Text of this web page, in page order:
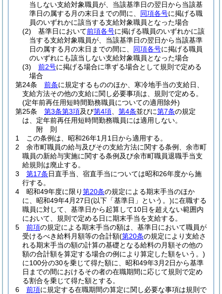
当しない支給対象職員が、当該基準日の翌日から当該基
準日の属する月の末日までの間に、 同項各号に掲げる職
員のいずれかに該当する支給対象職員となった場合
(2)
基準日において前項各号に掲げる職員のいずれかに該
当する支給対象職員が、当該基準日の翌日から当該基準
日の属する月の末日までの間に、 同項各号に掲げる職員
のいずれにも該当しない支給対象職員となった場合
(3)
前2号に掲げる場合に準ずる場合として規則で定める
場合
第24条
前条に規定するもののほか、寒冷地手当の支給日、
支給方法その他の支給に関し必要事項は、規則で定める。
(定年前再任用短時間勤務職員についての適用除外)
第25条
第3条第3項及び第4項 第4条並びに第7条の規定
は、定年前再任用短時間勤務職員には適用しない。
附 則
1
この条例は、昭和26年1月1日から適用する。
2
余市町職員の給与及びその支給方法に関する条例、余市町
職員の新給与実施に関する条例及び余市町職員退職手当支
給規則は廃止する。
3
第17条日直手当、宿直手当については昭和26年度から施
行する。
4
昭和49年度に限り第20条の規定による期末手当のほか
に、昭和49年4月27日(以下「基準日」という。)に在職する
職員に対して、基準日から起算して10日を超えない範囲内
において、規則で定める日に期末手当を支給する。
5
前項の規定による期末手当の額は、基準日において職員が
受けるべき給料月額等の合計額(第20条の規定により支給さ
れる期末手当の額の計算の基礎となる給料の月額その他の
額の合計額を算定する場合の例により算定した額をいう。)
に100分の30を乗じて得た額に、昭和49年3月2日から基準
日までの間におけるその者の在職期間に応じて規則で定め
る割合を乗じて得た額とする。
6
前項に規定する在職期間の算定に関し必要な事項は規則で